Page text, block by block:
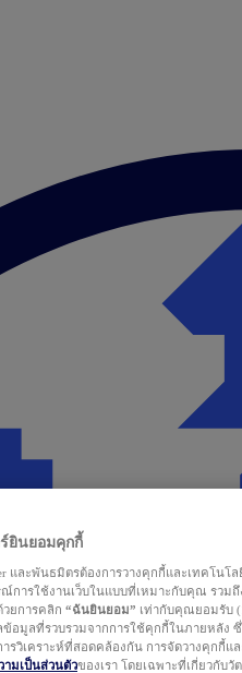
ยินยอมคุกกี้
และพันธมิตรต้องการวางคุกกี้และเทคโ
การใช้งานเว็บในแบบที่เหมาะกับคุณ รวมถึ
วยการคลิก “ฉันยินยอม” เท่ากับคุณยอมรับ
ข้อมูลที่รวบรวมจากการใช้คุกกี้ในภายหลั
ารวิเคราะห์ที่สอดคล้องกัน การจัดวางคุกกี้
ามเป็นส่วนตัวของเรา โดยเฉพาะที่เกี่ยวกับ